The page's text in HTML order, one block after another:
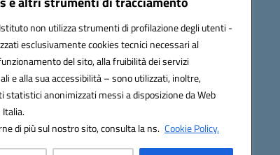
non utilizza strumenti di profilazione degli utenti -
esclusivamente cookies tecnici necessari al
del sito, alla fruibilità dei servizi
e alla sua accessibilità – sono utilizzati, inoltre,
statistici anonimizzati messi a disposizione da Web
di più sul nostro sito, consulta la ns. Cookie Policy.